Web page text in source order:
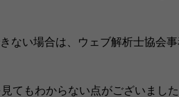
ない場合は、ウェブ解析士協会
てもわからない点がございまし